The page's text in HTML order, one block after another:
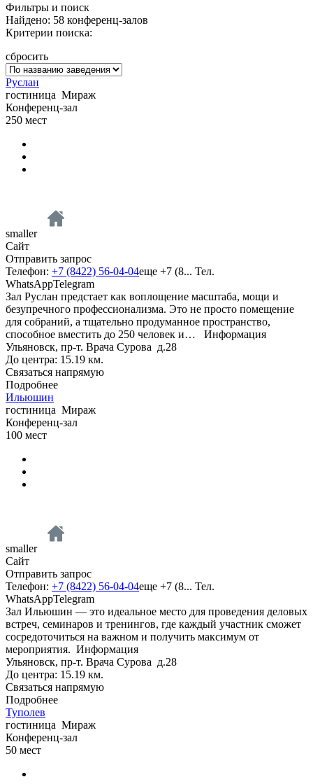
Фильтры и поиск
Найдено: 58 конференц-залов
Критерии поиска:
сбросить
Руслан
гостиница Мираж
Конференц-зал
250 мест
smaller
Сайт
Отправить запрос
Телефон: +7 (8422) 56-04-04еще +7 (8... Тел.
WhatsAppTelegram
Зал Руслан предстает как воплощение масштаба, мощи и
безупречного профессионализма. Это не просто помещение
для собраний, а тщательно продуманное пространство,
способное вместить до 250 человек и… Информация
Ульяновск, пр-т. Врача Сурова д.28
До центра: 15.19 км.
Связаться напрямую
Подробнее
Ильюшин
гостиница Мираж
Конференц-зал
100 мест
smaller
Сайт
Отправить запрос
Телефон: +7 (8422) 56-04-04еще +7 (8... Тел.
WhatsAppTelegram
Зал Ильюшин — это идеальное место для проведения деловых
встреч, семинаров и тренингов, где каждый участник сможет
сосредоточиться на важном и получить максимум от
мероприятия. Информация
Ульяновск, пр-т. Врача Сурова д.28
До центра: 15.19 км.
Связаться напрямую
Подробнее
Туполев
гостиница Мираж
Конференц-зал
50 мест